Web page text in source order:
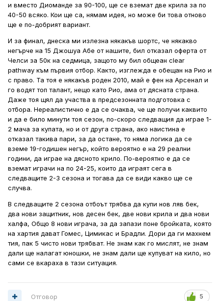
и вместо Диоманде за 90-100, ще се вземат две крила за по
40-50 всяко. Кои ще са, нямам идея, но може би това отново
ще е по-добрият вариант.
И за финал, днеска ми излезна някакъв шортс, че някакво
негърче на 15 Джошуа Абе от нашите, бил отказал оферта от
Челси за 50к на седмица, защото му бил общеан clear
pathway към първия отбор. Както, изглежда е обещан на Рио и
с право. Та тоя е някакъв роден 2010, май е фен на Арсенал и
го водят топ талант, нещо като Рио, ама от дясната страна.
Даже тоя щял да участва в предсезонната подготовка с
отбора. Нереалистично е да се очаква, че ще получи каквито
и да е било минути тоя сезон, по-скоро следващия да играе 1-
2 мача за купата, но и от друга страна, ако наистина е
отказал такива пари, за да остане, то няма логика да се
вземе 19-годишен негър, който вероятно е на 29 реални
години, да играе на дясното крило. По-вероятно е да се
вземат играчи на по 24-25, които да играят сега в
следващите 2-3 сезона и тогава да се види какво ще се
случва.
В следващите 2 сезона отбоът трябва да купи нов ляв бек,
два нови защитник, нов десен бек, две нови крила и два нови
халфа, Общо 8 нови играча, за да запази поне бройката, която
на хартия дават Гомес, Цимикас и Брадли. Дори да ги махнем
тия, пак 5 чисто нови трябват. Не знам как го мислят, не знам
дали ще налагат юношки, не знам дали ще купуват на кило, но
сами се вкараха в тази ситуация.
5
Отговор